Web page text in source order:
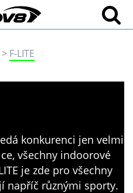
F-LITE
konkurenci jen velmi
všechny indoorové
je zde pro všechny
napříč různými sporty.